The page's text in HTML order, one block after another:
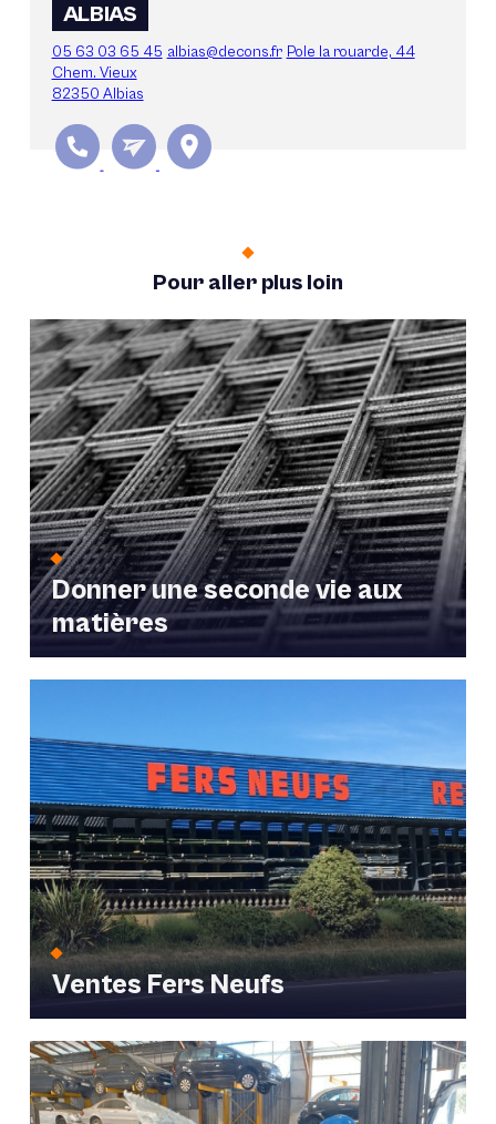
ALBIAS
05 63 03 65 45 albias@decons.fr Pole la rouarde, 44
Chem. Vieux
82350 Albias
Pour aller plus loin
Donner une seconde vie aux
matières
Ventes Fers Neufs